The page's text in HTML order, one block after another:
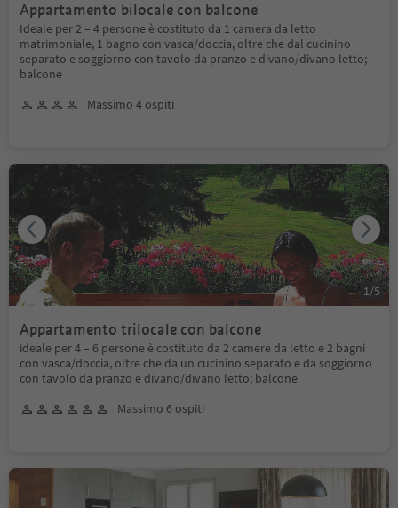
Appartamento bilocale con balcone
Ideale per 2 – 4 persone è costituto da 1 camera da letto
matrimoniale, 1 bagno con vasca/doccia, oltre che dal cucinino
separato e soggiorno con tavolo da pranzo e divano/divano letto;
balcone
Massimo 4 ospiti
Appartamento trilocale con balcone
ideale per 4 – 6 persone è costituto da 2 camere da letto e 2 bagni
con vasca/doccia, oltre che da un cucinino separato e da soggiorno
con tavolo da pranzo e divano/divano letto; balcone
Massimo 6 ospiti
1/5